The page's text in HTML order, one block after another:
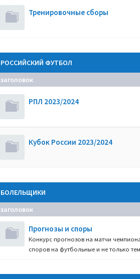
Тренировочные сборы
РОССИЙСКИЙ ФУТБОЛ
заголовок
РПЛ 2023/2024
Кубок России 2023/2024
БОЛЕЛЬЩИКИ
заголовок
Прогнозы и споры
Конкурс прогнозов на матчи
споров на футбольные и не только